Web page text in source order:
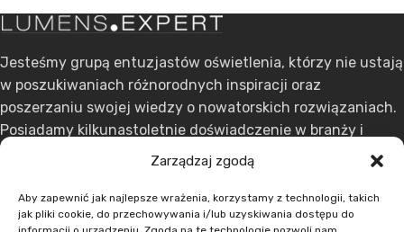
Zarządzaj zgodą
Aby zapewnić jak najlepsze wrażenia, korzystamy z technologii, takich
jak pliki cookie, do przechowywania i/lub uzyskiwania dostępu do
Jesteśmy grupą entuzjastów oświetlenia, którzy nie ustają
w poszukiwaniach różnorodnych inspiracji oraz
poszerzaniu swojej wiedzy o nowatorskich rozwiązaniach.
Posiadamy kilkunastoletnie doświadczenie w branży i
stawiamy na ciągły rozwój.
ul. Dąbrowskiego 301, 60-406 Poznań
+48 608 636 580